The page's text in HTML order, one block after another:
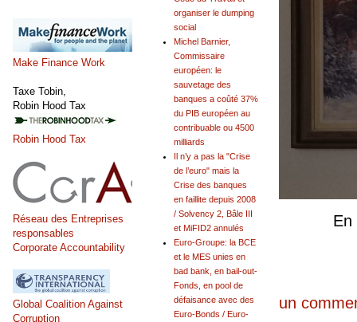
En
un
organiser le dumping
social
Michel Barnier,
Commissaire
européen: le
sauvetage des
banques a coûté 37%
du PIB européen au
contribuable ou 4500
milliards
Il n’y a pas la "Crise
de l’euro" mais la
Crise des banques
en faillite depuis 2008
/ Solvency 2, Bâle III
et MiFID2 annulés
Euro-Groupe: la BCE
et le MES unies en
bad bank, en bail-out-
Fonds, en pool de
défaisance avec des
Euro-Bonds / Euro-
Make Finance Work
Taxe Tobin,
Robin Hood Tax
Robin Hood Tax
Réseau des Entreprises
responsables
Corporate Accountability
Global Coalition Against
Corruption